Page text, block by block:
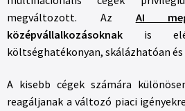
megváltozott. Az AI
középvállalkozásoknak is
költséghatékonyan, skálázhatóan
A kisebb cégek számára
reagáljanak a változó piaci